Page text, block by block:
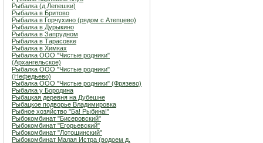
Рыбалка (д.Лепешки)
Рыбалка в Бритово
Рыбалка в Горчухино (рядом с Атепцево)
Рыбалка в Дурыкино
Рыбалка в Запрудном
Рыбалка в Тарасовке
Рыбалка в Химках
Рыбалка ООО "Чистые родники"
(Архангельское)
Рыбалка ООО "Чистые родники"
(Нефедьево)
Рыбалка ООО "Чистые родники" (Фрязево)
Рыбалка у Бородина
Рыбацкая деревня на Дубешне
Рыбацкое подворье Владимировка
Рыбное хозяйство "Ба! Рыбина!"
Рыбокомбинат "Бисеровский"
Рыбокомбинат "Егорьевский"
Рыбокомбинат "Лотошинский"
Рыбокомбинат Малая Истра (водоем д.